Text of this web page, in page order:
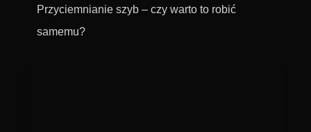
Przyciemnianie szyb – czy warto to robić
samemu?